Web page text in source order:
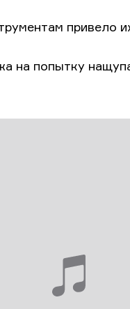
привело
на попытку